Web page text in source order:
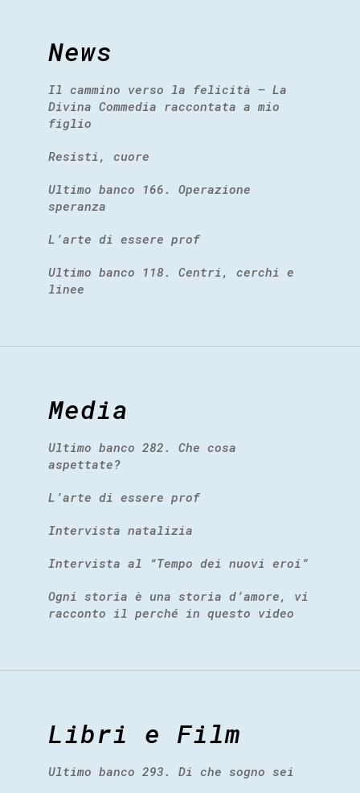
News
Il cammino verso la felicità – La
Divina Commedia raccontata a mio
figlio
Resisti, cuore
Ultimo banco 166. Operazione
speranza
L’arte di essere prof
Ultimo banco 118. Centri, cerchi e
linee
Media
Ultimo banco 282. Che cosa
aspettate?
L’arte di essere prof
Intervista natalizia
Intervista al “Tempo dei nuovi eroi”
Ogni storia è una storia d’amore, vi
racconto il perché in questo video
Libri e Film
Ultimo banco 293. Di che sogno sei